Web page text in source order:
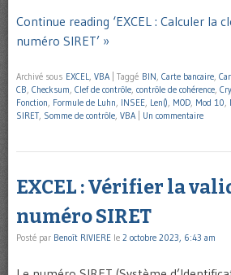
Continue reading ‘EXCEL : Calculer la
numéro SIRET’ »
Archivé sous EXCEL, VBA Taggé BIN, Carte bancaire,
CB, Checksum, Clef de contrôle, contrôle de cohérence,
Fonction, Formule de Luhn, INSEE, Len(), MOD, Mod 10,
SIRET, Somme de contrôle, VBA Un commentaire
EXCEL : Vérifier la
numéro SIRET
Posté par Benoît RIVIERE le 2 octobre 2023, 6:43 am